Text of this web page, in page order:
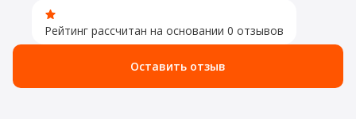
Рейтинг рассчитан на основании 0 отзывов
Оставить отзыв